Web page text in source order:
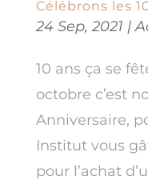
Célébrons les
24 Sep, 2021 |
10 ans ça se
octobre c’est
Anniversaire,
Institut vous
pour l’achat